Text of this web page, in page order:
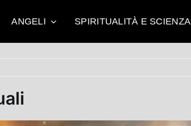
ANGELI SPIRITUALITÀ E SCIENZA